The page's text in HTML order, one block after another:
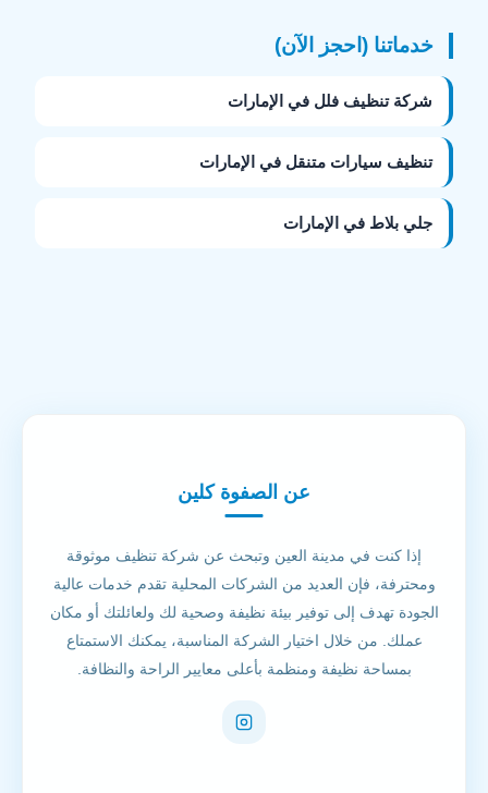
خدماتنا (احجز الآن)
شركة تنظيف فلل في الإمارات
تنظيف سيارات متنقل في الإمارات
جلي بلاط في الإمارات
عن الصفوة كلين
إذا كنت في مدينة العين وتبحث عن شركة تنظيف موثوقة
ومحترفة، فإن العديد من الشركات المحلية تقدم خدمات عالية
الجودة تهدف إلى توفير بيئة نظيفة وصحية لك ولعائلتك أو مكان
عملك. من خلال اختيار الشركة المناسبة، يمكنك الاستمتاع
بمساحة نظيفة ومنظمة بأعلى معايير الراحة والنظافة.